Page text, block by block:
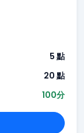
5 點
20 點
100分